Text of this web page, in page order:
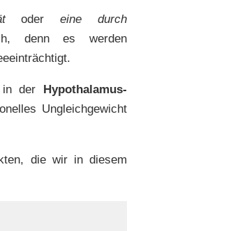
odereine durch
denn es werden
in der Hypothalamus-
Ungleichgewicht
die wir in diesem